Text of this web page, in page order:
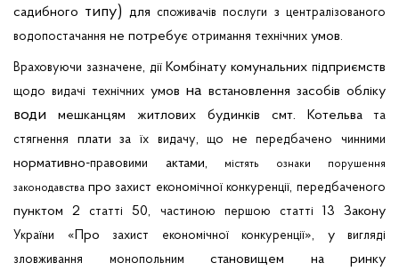
садибного типу) для споживачів послуги зцентралізованого
водопостачання не потребує отримання технічних умов.
Враховуючи зазначене, дії Комбінату комунальних підприємств
щодо видачі технічнихумов навстановлення засобів обліку
води мешканцям житлових будинків смт. Котельва та
стягнення плати за їх видачу,що непередбачено чинними
нормативно-правовими актами, містять ознаки порушення
законодавства про захист економічної конкуренції,передбаченого
пунктом 2 статті 50, частиною першою статті 13 Закону
України «Про захист економічної конкуренції», у вигляді
зловживання
монопольним становищем на ринку